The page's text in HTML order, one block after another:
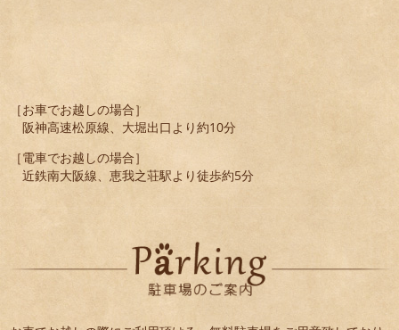
［お車でお越しの場合］
阪神高速松原線、大堀出口より約10分
［電車でお越しの場合］
近鉄南大阪線、恵我之荘駅より徒歩約5分